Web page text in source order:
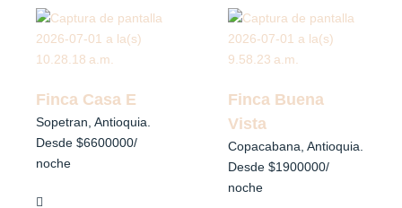
Finca Casa E
Sopetran, Antioquia.
Desde $6600000/
noche
Finca Buena
Vista
Copacabana, Antioquia.
Desde $1900000/
noche